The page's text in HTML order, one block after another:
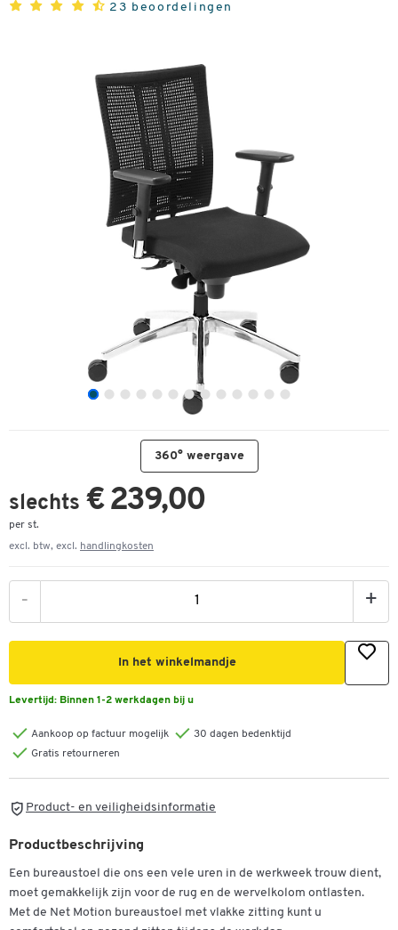
23 beoordelingen
360° weergave
slechts € 239,00
per st.
excl. btw, excl. handlingkosten
- +
In het winkelmandje
Levertijd: Binnen 1-2 werkdagen bij u
Aankoop op factuur mogelijk
30 dagen bedenktijd
Gratis retourneren
Product- en veiligheidsinformatie
Productbeschrijving
Een bureaustoel die ons een vele uren in de werkweek trouw dient,
moet gemakkelijk zijn voor de rug en de wervelkolom ontlasten.
Met de Net Motion bureaustoel met vlakke zitting kunt u